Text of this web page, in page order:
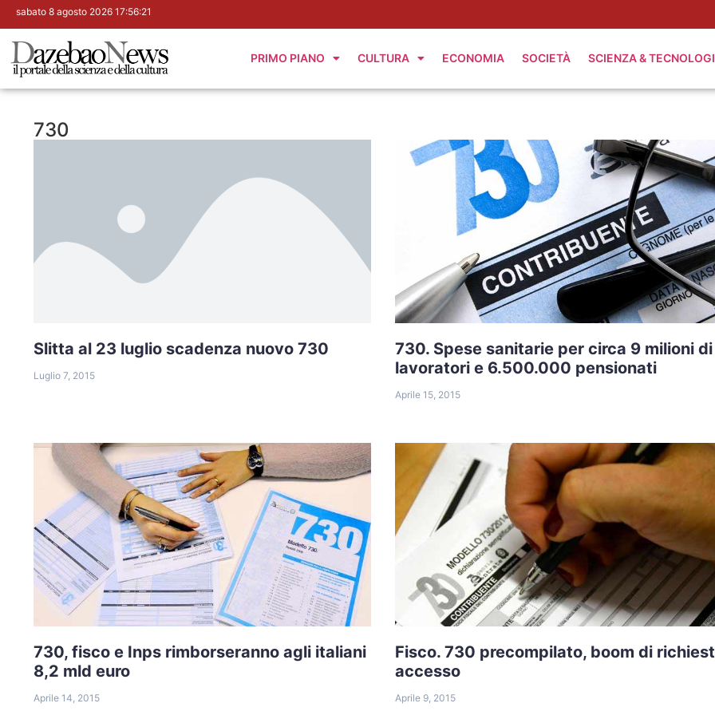
sabato 8 agosto 2026 17:56:22
PRIMO PIANO CULTURA ECONOMIA SOCIETÀ SCIENZA &
730
Slitta al 23 luglio scadenza nuovo 730
Luglio 7, 2015
730. Spese sanitarie per circa 9 milioni di
lavoratori e 6.500.000 pensionati
Aprile 15, 2015
730, fisco e Inps rimborseranno agli italiani
8,2 mld euro
Aprile 14, 2015
Fisco. 730 precompilato, boom di
accesso
Aprile 9, 2015